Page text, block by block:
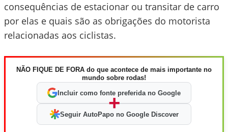
consequências de estacionar ou transitar de carro
por elas e quais são as obrigações do motorista
relacionadas aos ciclistas.
NÃO FIQUE DE FORA do que acontece de mais importante no
mundo sobre rodas!
Incluir como fonte preferida no Google
+
Seguir AutoPapo no Google Discover